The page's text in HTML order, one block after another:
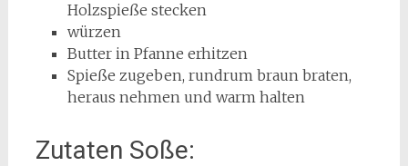
Holzspieße stecken
würzen
Butter in Pfanne erhitzen
Spieße zugeben, rundrum braun braten,
heraus nehmen und warm halten
Zutaten Soße: